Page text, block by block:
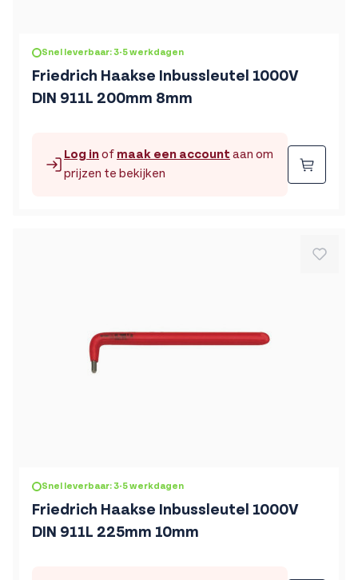
Snel leverbaar: 3-5 werkdagen
Friedrich Haakse Inbussleutel 1000V
DIN 911L 200mm 8mm
Log inof maak een account aan om
prijzen te bekijken
Snel leverbaar: 3-5 werkdagen
Friedrich Haakse Inbussleutel 1000V
DIN 911L 225mm 10mm